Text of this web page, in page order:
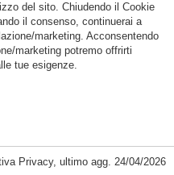
del sito. Chiudendo il Cookie
il consenso, continuerai a
marketing. Acconsentendo
marketing potremo offrirti
tue esigenze.
Privacy, ultimo agg. 24/04/2026